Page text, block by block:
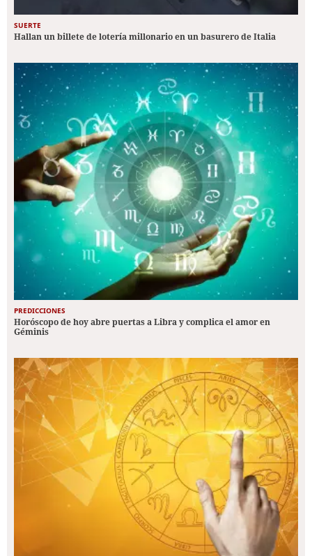
SUERTE
Hallan un billete de lotería millonario en un basurero de Italia
PREDICCIONES
Horóscopo de hoy abre puertas a Libra y complica el amor en
Géminis